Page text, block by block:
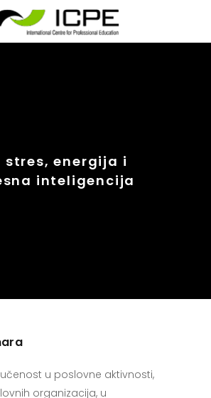
stres, energija i
inteligencija
u poslovne aktivnosti,
organizacija, u